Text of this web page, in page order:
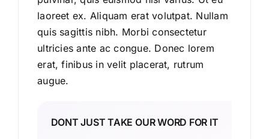
laoreet ex. Aliquam erat volutpat. Nullam
quis sagittis nibh. Morbi consectetur
ultricies ante ac congue. Donec lorem
erat, finibus in velit placerat, rutrum
augue.
DONT JUST TAKE OUR WORD FOR IT